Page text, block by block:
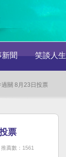
新聞 笑談人生
關 8月23日投票
票
推薦數：1561